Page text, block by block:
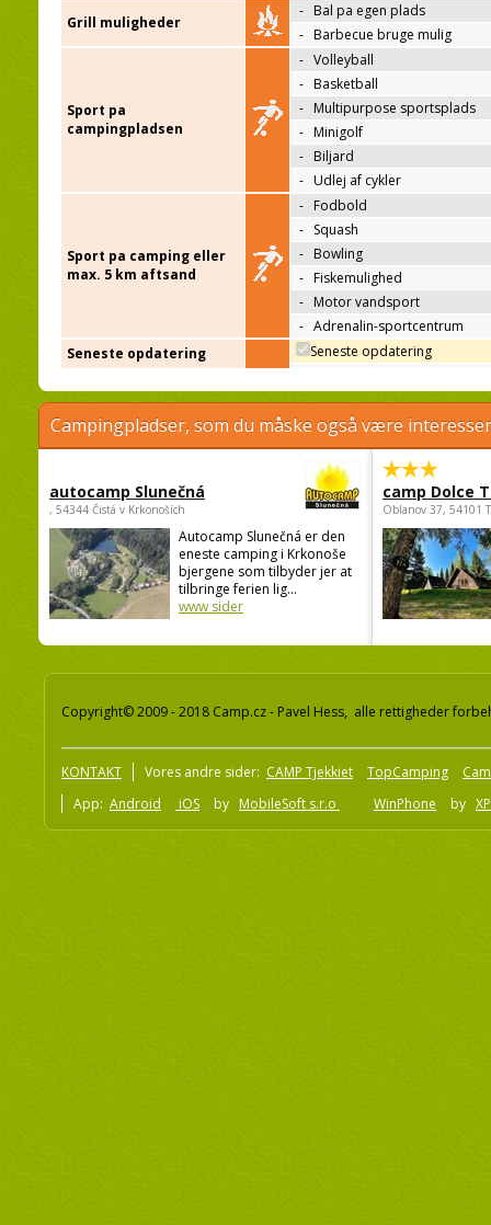
Grill muligheder
- Bal pa egen plads
- Barbecue bruge mulig
Sport pa
campingpladsen
- Volleyball
- Basketball
- Multipurpose sportsplads
- Minigolf
- Biljard
- Udlej af cykler
Sport pa camping eller
max. 5 km aftsand
- Fodbold
- Squash
- Bowling
- Fiskemulighed
- Motor vandsport
- Adrenalin-sportcentrum
Seneste opdatering
Seneste opdatering
Campingpladser, som du måske også være
autocamp Slunečná
, 54344 Čistá v Krkonoších
Autocamp Slunečná er den
eneste camping i Krkonoše
bjergene som tilbyder jer at
tilbringe ferien lig...
www sider
camp Dolce
Oblanov 37, 54101
Copyright© 2009 - 2018 Camp.cz - Pavel Hess, alle rettigheder
KONTAKT Vores andre sider: CAMP Tjekkiet TopCamping
App: Android iOS by MobileSoft s.r.o WinPhone by